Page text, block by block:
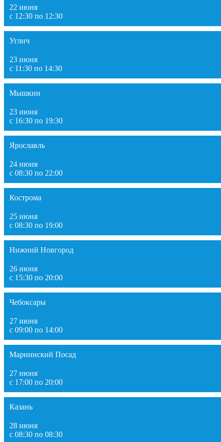
22 июня
с 12:30 по 12:30
Углич
23 июня
с 11:30 по 14:30
Мышкин
23 июня
с 16:30 по 19:30
Ярославль
24 июня
с 08:30 по 22:00
Кострома
25 июня
с 08:30 по 19:00
Нижний Новгород
26 июня
с 15:30 по 20:00
Чебоксары
27 июня
с 09:00 по 14:00
Мариинский Посад
27 июня
с 17:00 по 20:00
Казань
28 июня
с 08:30 по 08:30